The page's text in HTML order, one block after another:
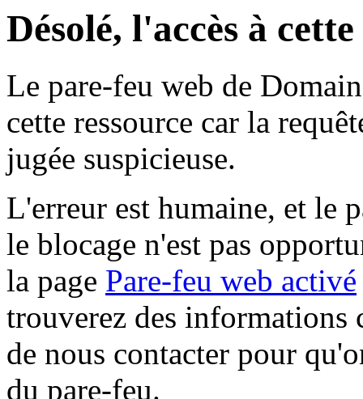
Désolé, l'accès à
Le pare-feu web de
cette ressource car la
jugée suspicieuse.
L'erreur est humaine, et le
le blocage n'est pas
la page Pare-feu web activé
trouverez des informations
de nous contacter pour
du pare-feu.